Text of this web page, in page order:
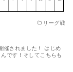
リーグ戦
催されました！ はじめ
です！そしてこちらも